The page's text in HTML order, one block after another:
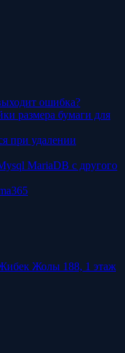
ошибка?
размера бумаги для
при удалении
MariaDB с другого
Жолы 188, 1 этаж